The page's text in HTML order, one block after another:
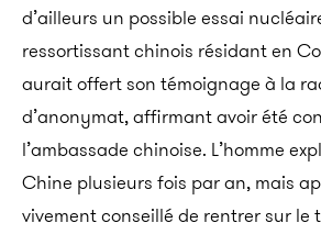
d’ailleurs un possible essai
ressortissant chinois résidant en
aurait offert son témoignage à la
d’anonymat, affirmant avoir été
l’ambassade chinoise. L’homme
Chine plusieurs fois par an, mais
vivement conseillé de rentrer sur le